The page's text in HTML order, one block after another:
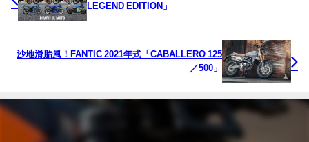
LEGEND EDITION」
沙地滑胎風！FANTIC 2021年式「CABALLERO 125
／500」